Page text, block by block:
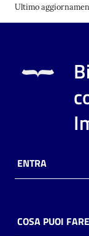
Ultimo
ENTRA
COSA PUOI FARE